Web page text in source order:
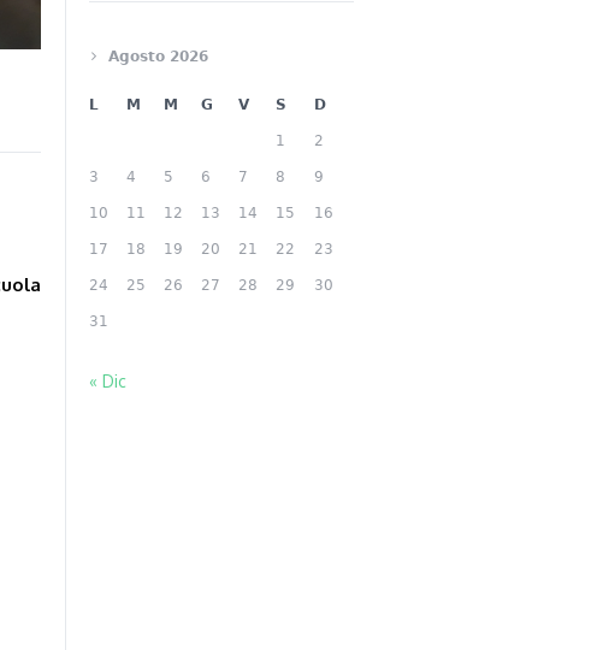
Agosto 2026
L M M G V S D
1 2
3 4 5 6 7 8 9
10 11 12 13 14 15 16
17 18 19 20 21 22 23
24 25 26 27 28 29 30
31
« Dic